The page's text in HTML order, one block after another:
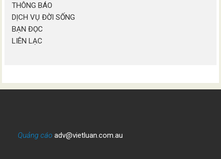
THÔNG BÁO
DỊCH VỤ ĐỜI SỐNG
BẠN ĐỌC
LIÊN LẠC
Quảng cáo adv@vietluan.com.au